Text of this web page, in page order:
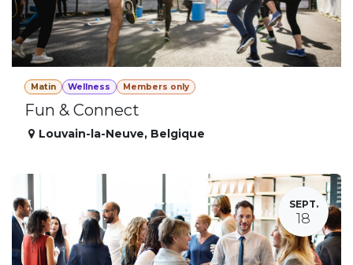
Matin Wellness Members only
Fun & Connect
Louvain-la-Neuve, Belgique
SEPT.
18